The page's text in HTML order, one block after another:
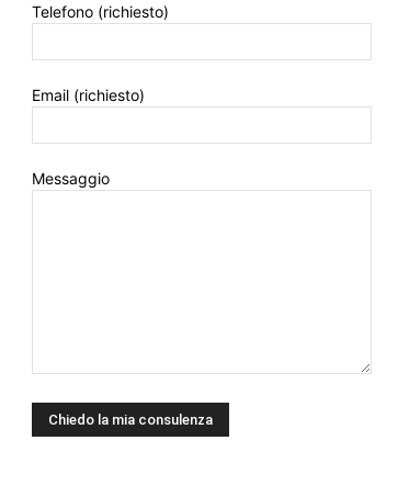
Telefono (richiesto)
Email (richiesto)
Messaggio